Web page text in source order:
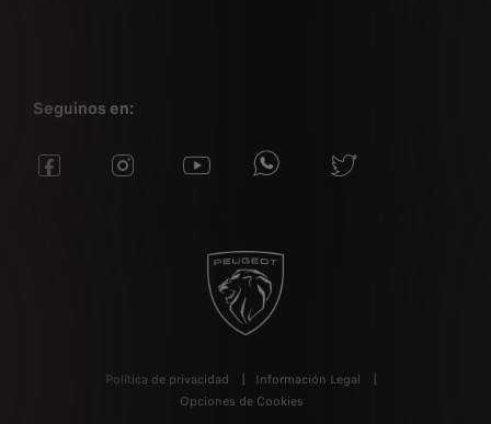
Seguinos en:
Política de privacidad
Información Legal
Opciones de Cookies